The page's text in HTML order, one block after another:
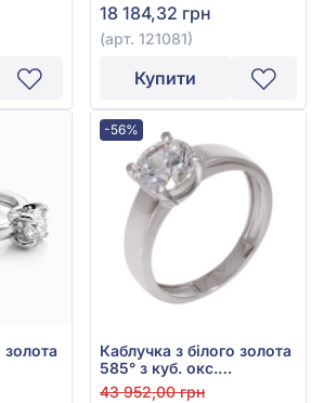
18 184,32 грн
(арт. 121081)
Купити
золота
-56%
Каблучка з білого золота
585° з куб. окс.
цирконію, арт. 123001
43 952,00 грн